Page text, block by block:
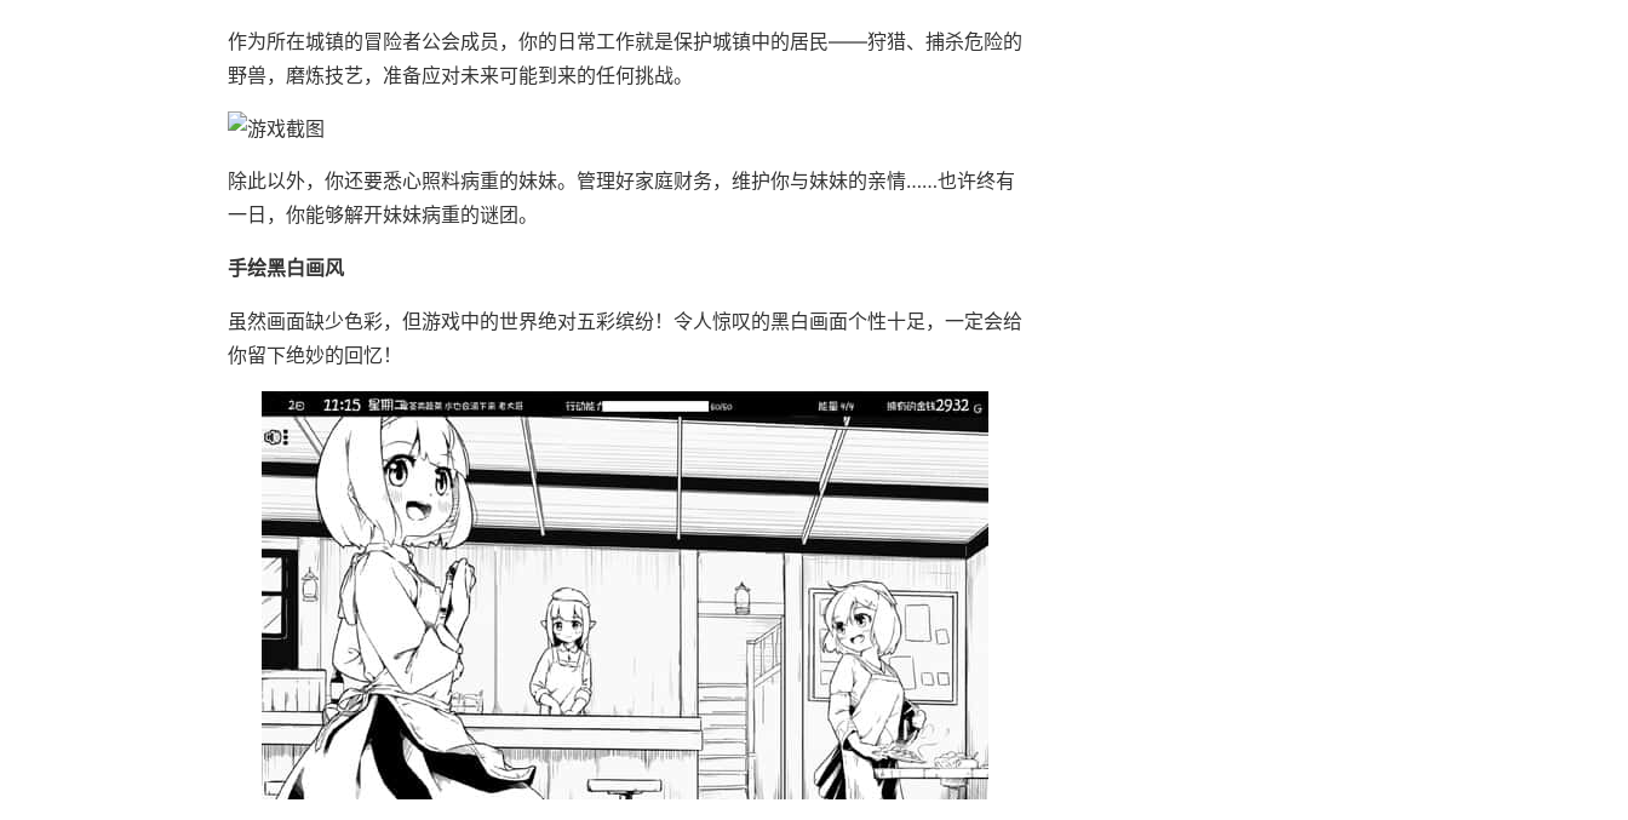
作为所在城镇的冒险者公会成员，你的日常工作就是保护城镇中的居民——狩猎、捕杀危险的
野兽，磨炼技艺，准备应对未来可能到来的任何挑战。
除此以外，你还要悉心照料病重的妹妹。管理好家庭财务，维护你与妹妹的亲情……也许终有
一日，你能够解开妹妹病重的谜团。
手绘黑白画风
虽然画面缺少色彩，但游戏中的世界绝对五彩缤纷！令人惊叹的黑白画面个性十足，一定会给
你留下绝妙的回忆！